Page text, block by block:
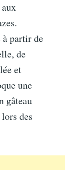
partir de
de
et
une
gâteau
des